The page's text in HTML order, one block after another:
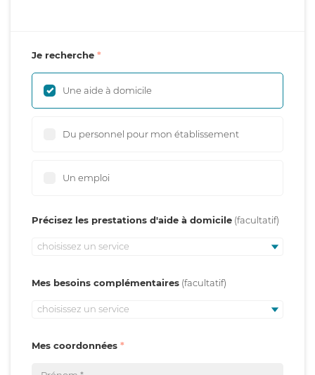
Je recherche
Une aide à domicile
Du personnel pour mon établissement
Un emploi
Précisez les prestations d'aide à domicile
choisissez un service
Mes besoins complémentaires
choisissez un service
Mes coordonnées